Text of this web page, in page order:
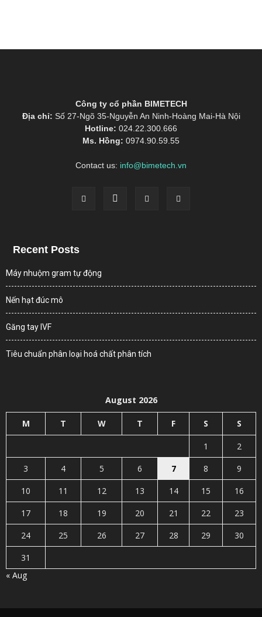
Công ty cổ phần BIMETECH
Địa chỉ: Số 27-Ngõ 35-Nguyễn An Ninh-Hoàng Mai-Hà Nội
Hotline: 024.22.300.666
Ms. Hồng: 0974.90.59.55
Contact us: info@bimetech.vn
Recent Posts
Máy nhuộm gram tự động
Nến hạt đúc mô
Găng tay IVF
Tiêu chuẩn phân loại hoá chất phân tích
August 2026
M T W T F S S
1
2
3
4 5 6 7 8
9
10
11 12 13 14 15
16
17
18 19 20 21 22
23
24
25 26 27 28 29
30
31
« Aug